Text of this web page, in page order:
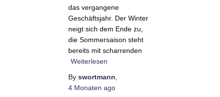
das vergangene
Geschäftsjahr. Der Winter
neigt sich dem Ende zu,
die Sommersaison steht
bereits mit scharrenden
Weiterlesen
By swortmann
4 Monaten ago